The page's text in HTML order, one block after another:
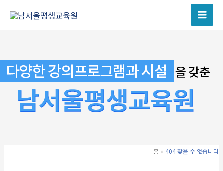
건
홈 404 찾을 수 없습니다